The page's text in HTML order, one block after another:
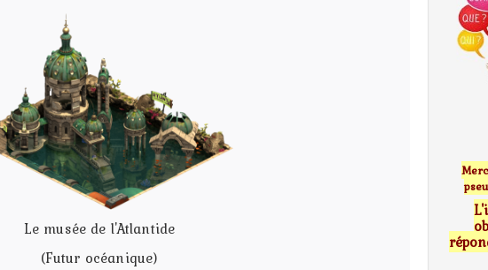
Le musée de l'Atlantide
(Futur océanique)